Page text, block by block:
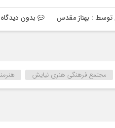
توسط : بهناز مقدس بدون دیدگاه
مجتمع فرهنگی هنری نیایش